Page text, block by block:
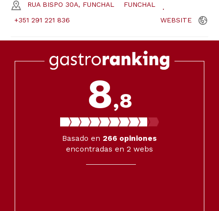
RUA BISPO 30A, FUNCHAL FUNCHAL
+351 291 221 836 WEBSITE
8,8
Basado en 266 opiniones
encontradas en 2 webs